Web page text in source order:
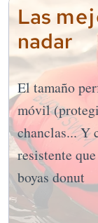
Las
nadar
El tamaño
móvil
chanclas... Y
resistente
boyas donut